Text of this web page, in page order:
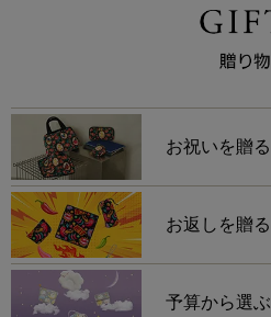
お祝いを贈る
お返しを贈る
予算から選ぶ